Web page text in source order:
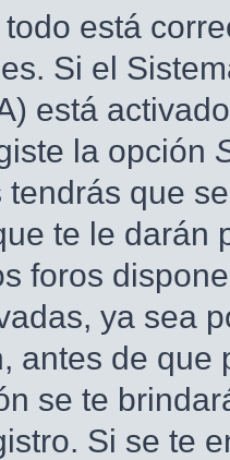
está
Si el
está
la opción
tendrás que
te le darán
foros
ya sea
antes de que
se te
Si se te